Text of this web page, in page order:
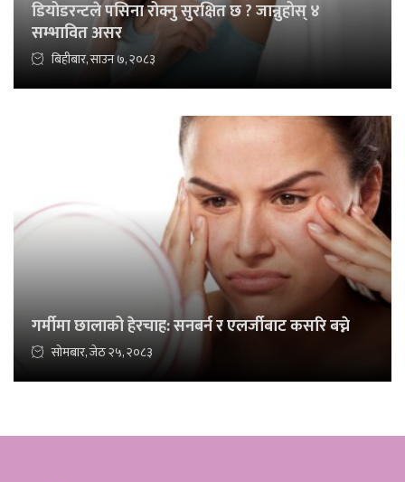
डियोडरन्टले पसिना रोक्नु सुरक्षित छ ? जान्नुहोस् ४
सम्भावित असर
बिहीबार, साउन ७, २०८३
गर्मीमा छालाको हेरचाह: सनबर्न र एलर्जीबाट कसरि बच्ने
सोमबार, जेठ २५, २०८३